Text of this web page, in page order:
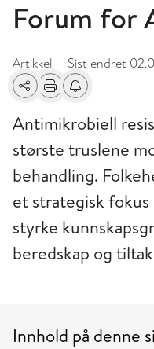
Forum for
Artikkel | Sist endret
Del Skriv utFå varsel om
Antimikrobiell
største truslene
behandling.
et strategisk fokus
styrke
beredskap og
Innhold på denne